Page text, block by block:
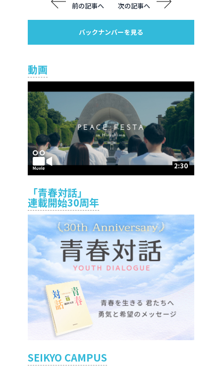
前の記事へ 次の記事へ
バックナンバーを見る
動画
2:30
「青春対話」
連載開始30周年
SEIKYO CAMPUS